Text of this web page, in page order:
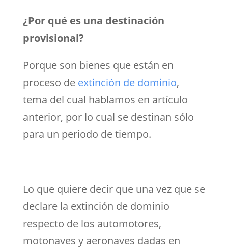
¿Por qué es una destinación
provisional?
Porque son bienes que están en
proceso de extinción de dominio,
tema del cual hablamos en artículo
anterior, por lo cual se destinan sólo
para un periodo de tiempo.
Lo que quiere decir que una vez que se
declare la extinción de dominio
respecto de los automotores,
motonaves y aeronaves dadas en